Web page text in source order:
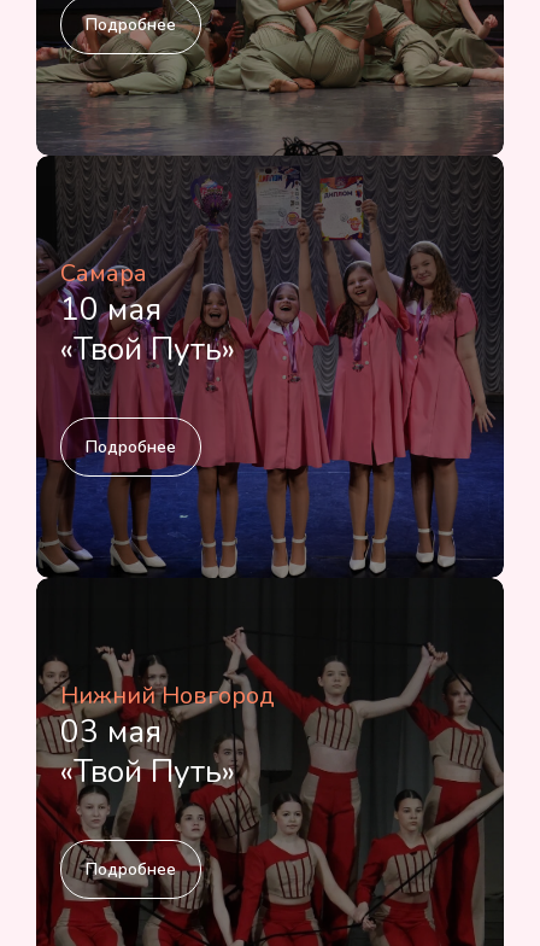
Подробнее
Самара
10 мая
«Твой Путь»
Подробнее
Нижний Новгород
03 мая
«Твой Путь»
Подробнее